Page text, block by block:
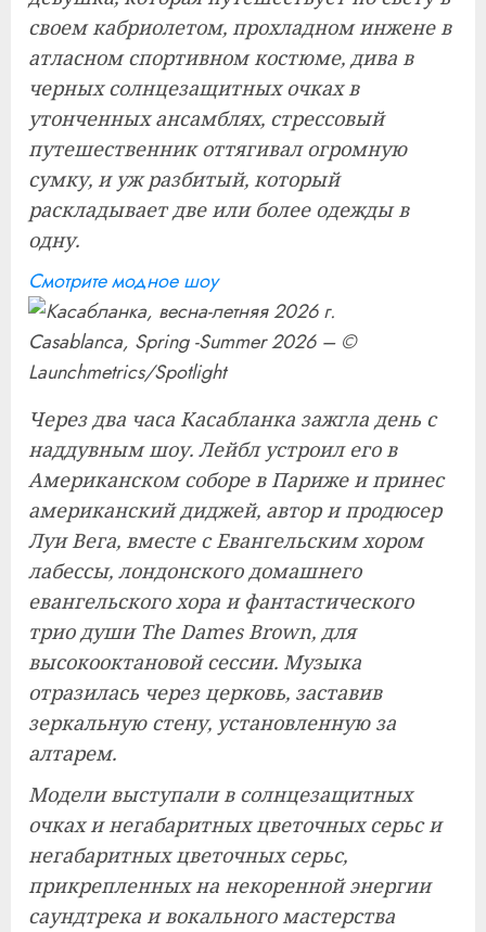
своем кабриолетом, прохладном инжене в
атласном спортивном костюме, дива в
черных солнцезащитных очках в
утонченных ансамблях, стрессовый
путешественник оттягивал огромную
сумку, и уж разбитый, который
раскладывает две или более одежды в
одну.
Смотрите модное шоу
Casablanca, Spring -Summer 2026 – ©
Launchmetrics/Spotlight
Через два часа Касабланка зажгла день с
наддувным шоу. Лейбл устроил его в
Американском соборе в Париже и принес
американский диджей, автор и продюсер
Луи Вега, вместе с Евангельским хором
лабессы, лондонского домашнего
евангельского хора и фантастического
трио души The Dames Brown, для
высокооктановой сессии. Музыка
отразилась через церковь, заставив
зеркальную стену, установленную за
алтарем.
Модели выступали в солнцезащитных
очках и негабаритных цветочных серьс и
негабаритных цветочных серьс,
прикрепленных на некоренной энергии
саундтрека и вокального мастерства